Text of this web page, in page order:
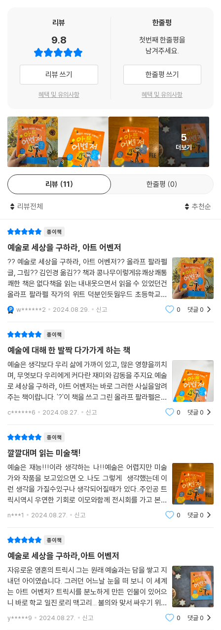
니다. 미술 선생님은 불행하게 세상을 떠난 왕족과 어디서 들어 본 적도 없
는 귀족을 그린, 정말이지 지루하기 짝이 없는 작품 이야기만 하시거든요.
그래서 세상에서 제일 좋아하는 지지 이모가 생일날 예술 전시회를 가자고
했을 때 트릭시는 무척 실망했습니다. 하지만 거리 예술가들의 자유롭고
유쾌한 작품을 접하면서 생각이 달라졌습니다. 그중에서도 목소리를 내지
커다란 충격을 주었지요. 트릭시는 자신도 뱅크시처럼 정체를 숨긴 예술가
가 되어 학교에서 친구들을 괴롭히는 이들을 혼내 주어야겠다고 결심합니
다. 정의로운 예술가, 아트 어벤저로 말이지요!
친근한데 어딘가 유별난 사람들
평범해 보여도 깨알 같은 웃음이 가득한 일상
유쾌하고 발랄한 우리 모두의 이야기
과몰입 성향 두 숟갈, 산만함 두 숟갈, 삐뚤어진 성격 한 숟갈, 소심함과 관
상은 색다른 재미로 가득합니다. 어떻게 보면 평범한 일상이지만 가족, 친
구, 이웃같이 친근한 인물들의 다채로운 에피소드가 겹겹이 쌓이면서 이야
기는 입체적이면서 생동감 넘치게 흘러갑니다. 여기에 익살스럽고 재치 있
는 삽화까지 곁들여져 마치 친한 친구의 그림 일기장을 훔쳐보는 듯한 느
낌을 주지요. 도저히 남 일 같아 친근하면서도 어디로 튈지 모르는 트릭시
의 이야기는 독자들에게 아주 특별한 독서 경험을 선사할 것입니다.
- 이 책에 등장하는 웃긴 인물들 : 분수 곱셈법이 머릿속에서 빠져나가지
않게 하려고 귀를 막은 채로 다니지만 이따금 천재적인 아이디어를 내놓는
빅스, 『도끼 마니아』나 『돌연변이 생쥐』처럼 근사한 선물을 주는 이모, 마
라카스밖에 다룰 줄 모르면서 자기가 메탈 밴드의 일원이라 생각하는 오
빠, 철없는 아빠를 매일 타박하면서 흑역사 일로 트릭시를 놀리는 엄마, 뭐
든지 식초로 해결하려는 할머니와 전쟁 때 태어나지도 않았으면서 군대 이
야기를 늘어놓는 할아버지, 너무 슬픈 얼굴을 하고 있어 도리어 사람들에
게 위로를 주는 개 장군이, 교실 어항을 거울 삼아 빗질을 하는 아이 때문에
악몽을 꾸는 금붕어들, 복권에 당첨되어 떠난 우드하우스 선생님 대신 아
- 이 책에 등장하는 빌런들 : 친구들한테 이상한 별명을 붙이며 돈을 뺏고
괴롭히는 ‘일진’ 로리, 우아하고 고상한 ‘참된 예술’을 말하면서 아이들한테
는 차에서 가져온 부동액이나 그리게 하는 우드하우스 선생님, 여자아이들
을 농구 경기에 출전시키지 않는 부틀 선생님, 학교 앞에서도 차 속도를 줄
이지 않는 어른들, 자기 자신한테 푹 빠져 맨날 빗질만 하면서 친구들의 옷
차림을 비웃는 스펜서, 아이들의 예술 활동을 무시하고 윽박지르기만 하는
치펜햄 선생님 등.
웃기면서도 유익하다!
코미디언이자 어린이책 그림 작가가 알려 주는
예술을 재미있게 감상하는 법
이 책을 쓰고 그린 올라프 팔라펠은 세계 최대 예술 축제에서 우승한 코미
디언이자, 어린이책에 그림을 그리는 작가입니다. 책과 유튜브, 독자와의
만남 등을 통해서 어린이들에게 쉽고 재미있게 예술을 알려 주는 작업을
리뷰
9.8
리뷰 쓰기
혜택 및 유의사항
한줄평
첫번째 한줄평을
남겨주세요.
한줄평 쓰기
혜택 및 유의사항
3
5
더보기
리뷰 11 한줄평 0
리뷰전체 추천순
종이책
예술로 세상을 구하라, 아트 어벤저
?? 예술로 세상을 구하라, 아트 어벤저?? 올라프 팔라펠
글, 그림?? 김인경 옮김?? 책과 콩나무이렇게유쾌상쾌통
쾌한 책은 없다책을 읽는 내내웃으면서 읽을 수 있었던건
올라프 팔라펠 작가의 위트 덕분인듯웜우드 초등학교에
다니는12살 소녀트릭시 피클예술은 시시하고 따분하다
고 생각하는 친구트릭시 피클은 주위에서 일어나는 문제
w******2 2024.08.29. 신고 0 댓글0
종이책
예술에 대해 한 발짝 다가가게 하는 책
예술은 생각보다 우리 삶에 가까이 있고, 많은 영향을끼치
며, 무엇보다 우리에게 커다란 재미와 감동을 주지요.예술
로 세상을 구하라, 아트 어벤저는 바로 그러한 사실을알려
주는 책이랍니다. '?'이 책을 쓰고 그린 올라프 팔라펠은세
계 최대 예술 축제에서 우승한 코미디언이자,어린이책에
c******6 2024.08.27. 신고 0 댓글0
종이책
깔깔대며 읽는 미술책!
예술은 재능!!!이라 생각하는 나!!예술은 어렵지만 미술
가와 작품을 보고있으면 오..나도 그렇게 생각했는데 이
런 생각을 가질수있구나 생각되어질때가 있다..주인공 트
릭시역시 우연한 기회로 이모와함께 전시회를 가고 본인
도 예술가라 생각하며 아트 어벤저로 활동한다 그러면서
n***1 2024.08.27. 신고 0 댓글0
종이책
예술로 세상을 구하라,아트 어벤저
자유로운 영혼의 트릭시 그는 원래 예술과는 담을 쌓고 지
내던 아이였습니다. 그러던 어느날 눈을 떠 보니 이 세계
는 아트 어벤저? 트릭시를 분노하게 만든 인물이 있어으
니 바로 학교 일진 로리 맥고리... 불의와 맞서 싸우기 위해
나타난 슈퍼 예술가 이야기 얼마 남지 않은 방학을 위해
흥미로운 책입니다. 레오나르도 다빈치, 반 고흐, 앤디 워
y*****9 2024.08.27. 신고 0 댓글0